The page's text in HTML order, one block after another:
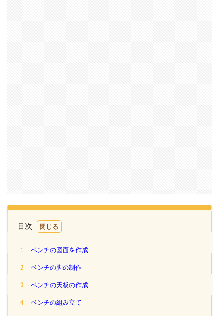
目次
1 ベンチの図面を作成
2 ベンチの脚の制作
3 ベンチの天板の作成
4 ベンチの組み立て